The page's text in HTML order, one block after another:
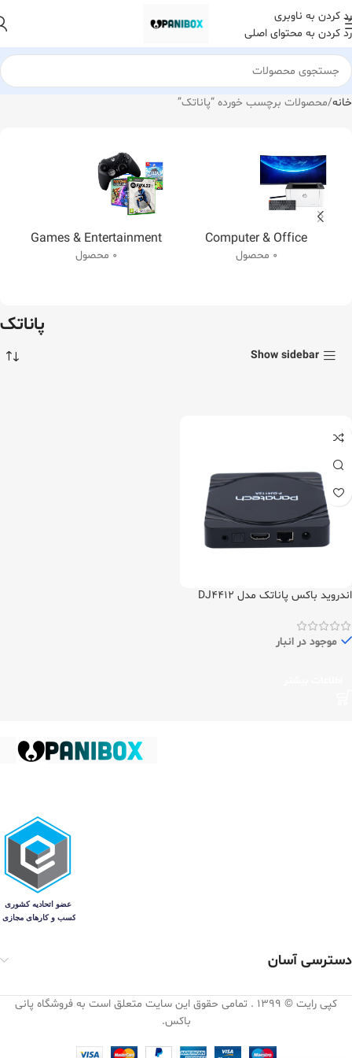
رد کردن به ناوبری
رد کردن به محتوای اصلی
خانه محصولات برچسب خورده “پاناتک”
Computer & Office
0 محصول
Games & Entertainment
0 محصول
پاناتک
Show sidebar
اندروید باکس پاناتک مدل DJ4412
موجود در انبار
دسترسی آسان
کپی رایت © 1399 . تمامی حقوق این سایت متعلق است به فروشگاه پانی
باکس.